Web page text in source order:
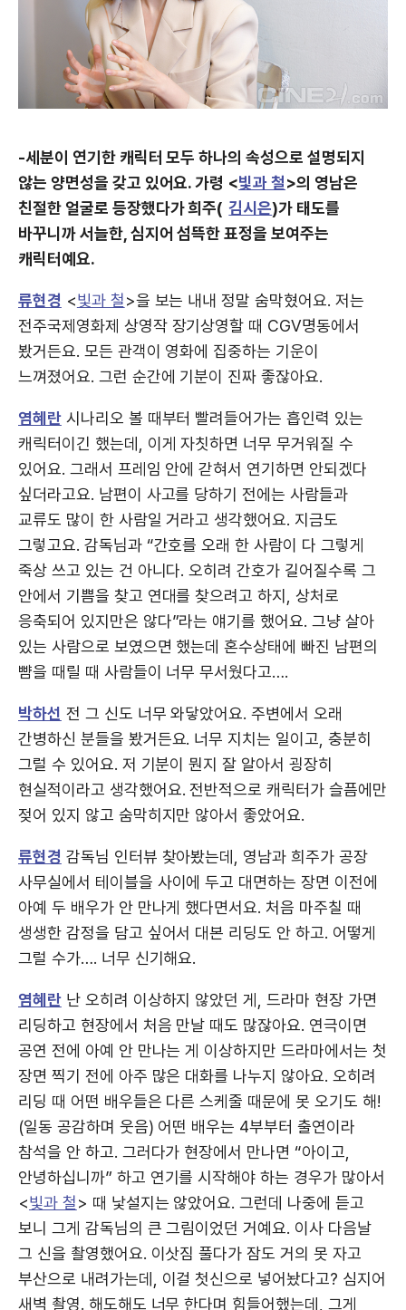
-세분이 연기한 캐릭터 모두 하나의 속성으로 설명되지
않는 양면성을 갖고 있어요. 가령 <빛과 철>의 영남은
친절한 얼굴로 등장했다가 희주( 김시은)가 태도를
바꾸니까 서늘한, 심지어 섬뜩한 표정을 보여주는
캐릭터예요.
류현경 <빛과 철>을 보는 내내 정말 숨막혔어요. 저는
전주국제영화제 상영작 장기상영할 때 CGV명동에서
봤거든요. 모든 관객이 영화에 집중하는 기운이
느껴졌어요. 그런 순간에 기분이 진짜 좋잖아요.
염혜란시나리오 볼 때부터 빨려들어가는 흡인력 있는
캐릭터이긴 했는데, 이게 자칫하면 너무 무거워질 수
있어요. 그래서 프레임 안에 갇혀서 연기하면 안되겠다
싶더라고요. 남편이 사고를 당하기 전에는 사람들과
교류도 많이 한 사람일 거라고 생각했어요. 지금도
그렇고요. 감독님과 “간호를 오래 한 사람이 다 그렇게
죽상 쓰고 있는 건 아니다. 오히려 간호가 길어질수록 그
안에서 기쁨을 찾고 연대를 찾으려고 하지, 상처로
응축되어 있지만은 않다”라는 얘기를 했어요. 그냥 살아
있는 사람으로 보였으면 했는데 혼수상태에 빠진 남편의
뺨을 때릴 때 사람들이 너무 무서웠다고….
박하선 전 그 신도 너무 와닿았어요. 주변에서 오래
간병하신 분들을 봤거든요. 너무 지치는 일이고, 충분히
그럴 수 있어요. 저 기분이 뭔지 잘 알아서 굉장히
현실적이라고 생각했어요. 전반적으로 캐릭터가 슬픔에만
젖어 있지 않고 숨막히지만 않아서 좋았어요.
류현경 감독님 인터뷰 찾아봤는데, 영남과 희주가 공장
사무실에서 테이블을 사이에 두고 대면하는 장면 이전에
아예 두 배우가 안 만나게 했다면서요. 처음 마주칠 때
생생한 감정을 담고 싶어서 대본 리딩도 안 하고. 어떻게
그럴 수가…. 너무 신기해요.
염혜란난 오히려 이상하지 않았던 게, 드라마 현장 가면
리딩하고 현장에서 처음 만날 때도 많잖아요. 연극이면
공연 전에 아예 안 만나는 게 이상하지만 드라마에서는 첫
장면 찍기 전에 아주 많은 대화를 나누지 않아요. 오히려
리딩 때 어떤 배우들은 다른 스케줄 때문에 못 오기도 해!
(일동 공감하며 웃음) 어떤 배우는 4부부터 출연이라
참석을 안 하고. 그러다가 현장에서 만나면 “아이고,
안녕하십니까” 하고 연기를 시작해야 하는 경우가 많아서
<빛과 철> 때 낯설지는 않았어요. 그런데 나중에 듣고
보니 그게 감독님의 큰 그림이었던 거예요. 이사 다음날
그 신을 촬영했어요. 이삿짐 풀다가 잠도 거의 못 자고
부산으로 내려가는데, 이걸 첫신으로 넣어놨다고? 심지어
새벽 촬영. 해도해도 너무 한다며 힘들어했는데, 그게